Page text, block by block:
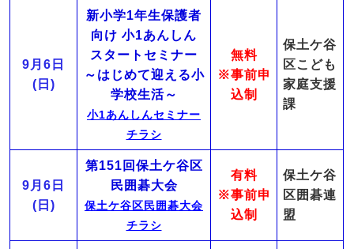
9月6日
(日)
新小学1年生保護者
向け 小1あんしん
スタートセミナー
～はじめて迎える小
学校生活～
小1あんしんセミナー
チラシ
無料
※事前申
込制
保土ケ谷
区こども
家庭支援
課
9月6日
(日)
第151回保土ケ谷区
民囲碁大会
保土ケ谷区民囲碁大会
チラシ
有料
※事前申
込制
保土ケ谷
区囲碁連
盟